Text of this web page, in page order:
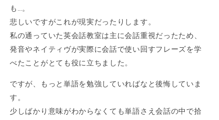
も…。
悲しいですがこれが現実だったりします。
私の通っていた英会話教室は主に会話重視だったため、
発音やネイティヴが実際に会話で使い回すフレーズを学
べたことがとても役に立ちました。
ですが、もっと単語を勉強していればなと後悔していま
す。
少しばかり意味がわからなくても単語さえ会話の中で拾